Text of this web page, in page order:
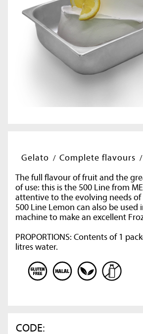
Gelato Complete flavours
The full flavour of fruit and the
of use: this is the 500 Line from
attentive to the evolving needs of
500 Line Lemon can also be used
machine to make an excellent
PROPORTIONS: Contents of 1
litres water.
CODE: